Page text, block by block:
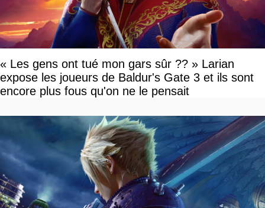
« Les gens ont tué mon gars sûr ?? » Larian
expose les joueurs de Baldur's Gate 3 et ils sont
encore plus fous qu'on ne le pensait